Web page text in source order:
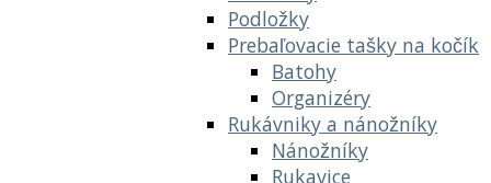
Podložky
Prebaľovacie tašky na kočík
Batohy
Organizéry
Rukávniky a nánožníky
Nánožníky
Rukavice